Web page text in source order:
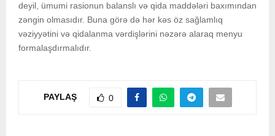
deyil, ümumi rasionun balanslı və qida maddələri baxımından
zəngin olmasıdır. Buna görə də hər kəs öz sağlamlıq
vəziyyətini və qidalanma vərdişlərini nəzərə alaraq menyu
formalaşdırmalıdır.
PAYLAŞ 0